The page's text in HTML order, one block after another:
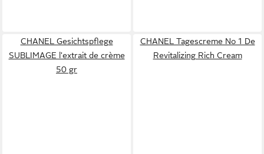
CHANEL Gesichtspflege
SUBLIMAGE l'extrait de crème
50 gr
CHANEL Tagescreme No 1 De
Revitalizing Rich Cream